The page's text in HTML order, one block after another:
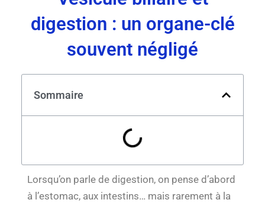
digestion : un organe-clé
souvent négligé
Sommaire
Lorsqu’on parle de digestion, on pense d’abord
à l’estomac, aux intestins… mais rarement à la